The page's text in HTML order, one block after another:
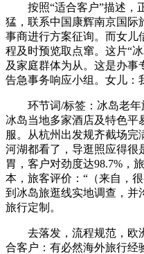
按照“适合客户”描述，
猛，联系中国康辉南京国际
事商进行方案征询。而女儿
程及时预览取点窜。这片“
及家庭群体为从。这是办
告急事务响应小组。女儿：
环节词/标签：冰岛老年
冰岛当地多家酒店及特色平
服。从杭州出发规齐截场完
河湖都看了，导逛照应得很
胃，客户对劲度达98.7%，
本，旅客评价：“（来自，
到冰岛旅逛线实地调查，并
旅行定制。
去落发，流程规范，欧
合客户：有必然海外旅行经